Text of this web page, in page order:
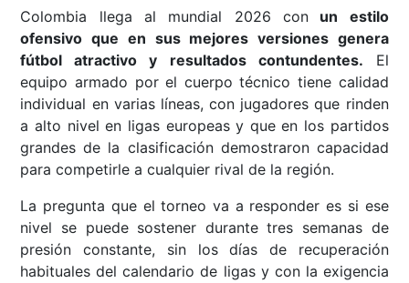
Colombia llega al mundial 2026 conun estilo
ofensivo que en sus mejores versiones genera
fútbol atractivo y resultados contundentes. El
equipo armado por el cuerpo técnico tiene calidad
individual en varias líneas, con jugadores que rinden
a alto nivel en ligas europeas y que en los partidos
grandes de la clasificación demostraron capacidad
para competirle a cualquier rival de la región.
La pregunta que el torneo va a responder es si ese
nivel se puede sostener durante tres semanas de
presión constante, sin los días de recuperación
habituales del calendario de ligas y con la exigencia